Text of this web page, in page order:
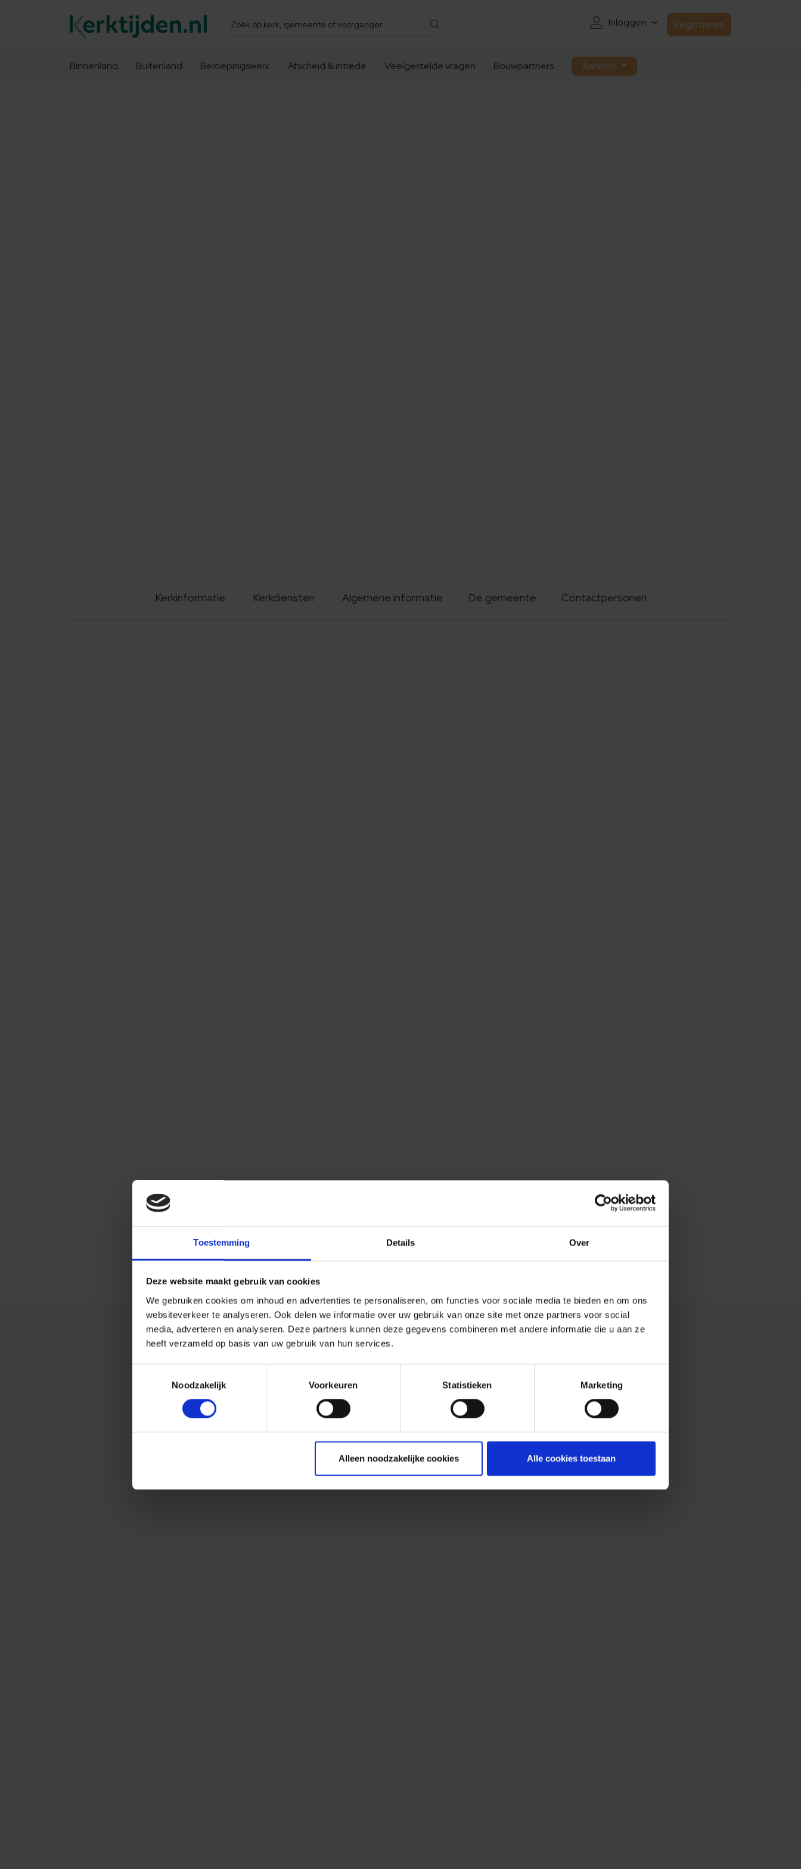
Toestemming Details Over
Deze website maakt gebruik van cookies
We gebruiken cookies om inhoud en advertenties te personaliseren, om functies voor sociale media te bieden en om ons
websiteverkeer te analyseren. Ook delen we informatie over uw gebruik van onze site met onze partners voor social
media, adverteren en analyseren. Deze partners kunnen deze gegevens combineren met andere informatie die u aan ze
heeft verzameld op basis van uw gebruik van hun services.
Noodzakelijk
Voorkeuren Statistieken Marketing
Alleen noodzakelijke cookies Alle cookies toestaan
Zoeken Inloggen Registreren
Binnenland Buitenland Beroepingswerk Afscheid & intrede Veelgestelde vragen Bouwpartners Aanbod
Kerkinformatie Kerkdiensten Algemene informatie De gemeente Contactpersonen